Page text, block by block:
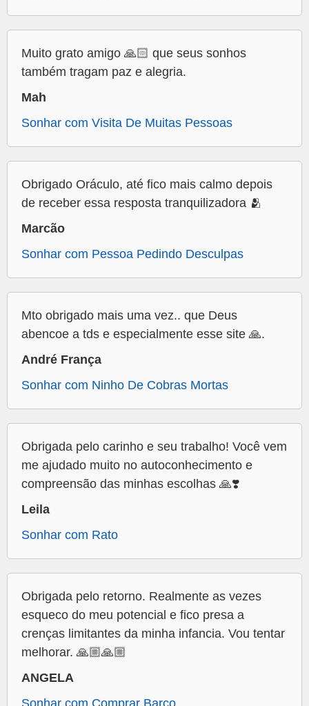
Muito grato amigo 🙏🏻 que seus sonhos
também tragam paz e alegria.
Mah
Sonhar com Visita De Muitas Pessoas
Obrigado Oráculo, até fico mais calmo depois
de receber essa resposta tranquilizadora 🫂
Marcão
Sonhar com Pessoa Pedindo Desculpas
Mto obrigado mais uma vez.. que Deus
abencoe a tds e especialmente esse site 🙏.
André França
Sonhar com Ninho De Cobras Mortas
Obrigada pelo carinho e seu trabalho! Você vem
me ajudado muito no autoconhecimento e
compreensão das minhas escolhas 🙏❣️
Leila
Sonhar com Rato
Obrigada pelo retorno. Realmente as vezes
esqueco do meu potencial e fico presa a
crenças limitantes da minha infancia. Vou tentar
melhorar. 🙏🏼🙏🏼
ANGELA